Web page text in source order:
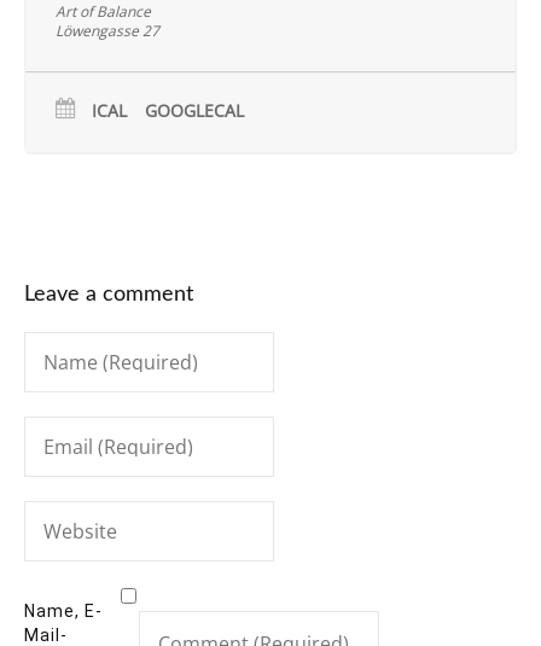
Art of Balance
Löwengasse 27
ICAL GOOGLECAL
Leave a comment
Name, E-
Mail-